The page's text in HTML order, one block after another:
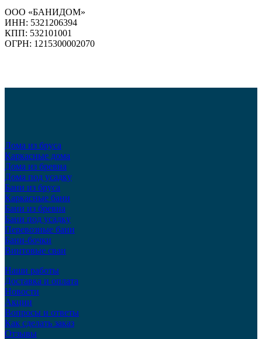
ООО «БАНИДОМ»
ИНН: 5321206394
КПП: 532101001
ОГРН: 1215300002070
Дома из бруса
Каркасные дома
Дома из бревна
Дома под усадку
Бани из бруса
Каркасные бани
Бани из бревна
Бани под усадку
Перевозные бани
Бани-бочки
Винтовые сваи
Наши работы
Доставка и оплата
Новости
Акции
Вопросы и ответы
Как сделать заказ
Отзывы